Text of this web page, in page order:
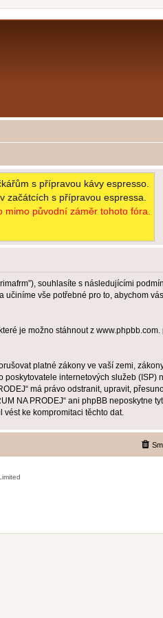
s přípravou kávy espresso.
začátcích s přípravou espressa.
původní záměr tohoto fóra.
souhlasíte s následujícími
vše potřebné pro to, abychom
je možno stáhnout z www.phpbb.com.
platné zákony ve vaší zemi,
internetových služeb (ISP)
má právo odstranit, upravit,
NA PRODEJ“ ani phpBB neposkytne
vést ke kompromitaci těchto dat.